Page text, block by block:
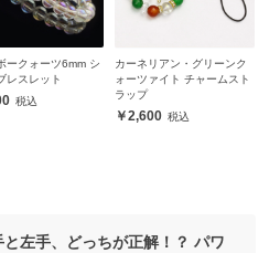
ークォーツ6mm シ
レスレット
カーネリアン・グリーンク
ォーツァイト チャームスト
ラップ
2,600
と左手、どっちが正解！？ パワ